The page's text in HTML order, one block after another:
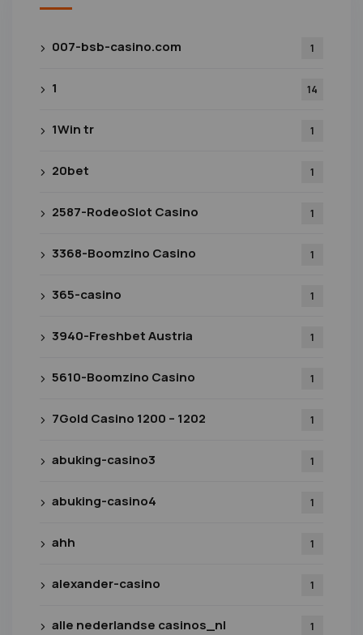
007-bsb-casino.com 1
1 14
1Win tr 1
20bet 1
2587-RodeoSlot Casino 1
3368-Boomzino Casino 1
365-casino 1
3940-Freshbet Austria 1
5610-Boomzino Casino 1
7Gold Casino 1200 – 1202 1
abuking-casino3 1
abuking-casino4 1
ahh 1
alexander-casino 1
alle nederlandse casinos_nl 1